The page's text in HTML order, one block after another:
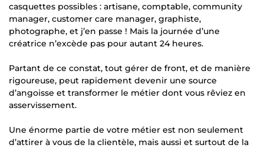
casquettes possibles : artisane, comptable, community
manager, customer care manager, graphiste,
photographe, et j’en passe ! Mais la journée d’une
créatrice n’excède pas pour autant 24 heures.
Partant de ce constat, tout gérer de front, et de manière
rigoureuse, peut rapidement devenir une source
d’angoisse et transformer le métier dont vous rêviez en
asservissement.
Une énorme partie de votre métier est non seulement
d’attirer à vous de la clientèle, mais aussi et surtout de la